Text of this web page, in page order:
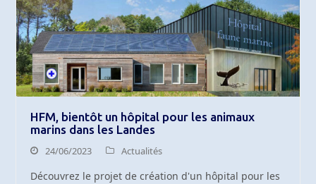
HFM, bientôt un hôpital pour les animaux
marins dans les Landes
24/06/2023 Actualités
Découvrez le projet de création d'un hôpital pour les